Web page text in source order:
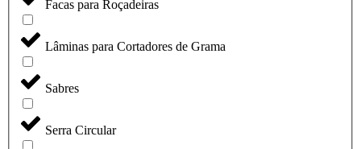
Facas para Roçadeiras
Lâminas para Cortadores de Grama
Sabres
Serra Circular